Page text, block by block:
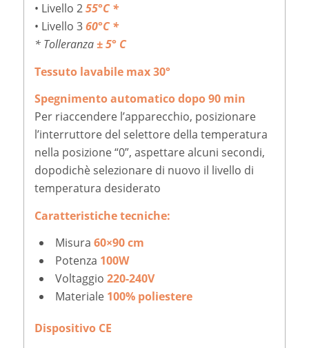
• Livello 255°C *
• Livello 3 60°C *
* Tolleranza± 5° C
Tessuto lavabile max 30°
Spegnimento automatico dopo 90 min
Per riaccendere l’apparecchio, posizionare
l’interruttore del selettore della temperatura
nella posizione “0”, aspettare alcuni secondi,
dopodichè selezionare di nuovo il livello di
temperatura desiderato
Caratteristiche tecniche:
Misura 60×90 cm
Potenza 100W
Voltaggio 220-240V
Materiale100% poliestere
Dispositivo CE